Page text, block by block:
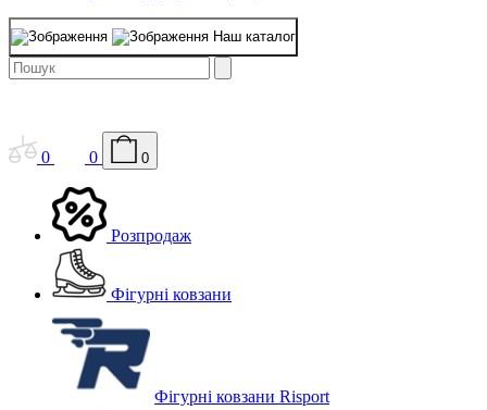
Наш каталог
0 0 0
Розпродаж
Фігурні ковзани
Фігурні ковзани Risport